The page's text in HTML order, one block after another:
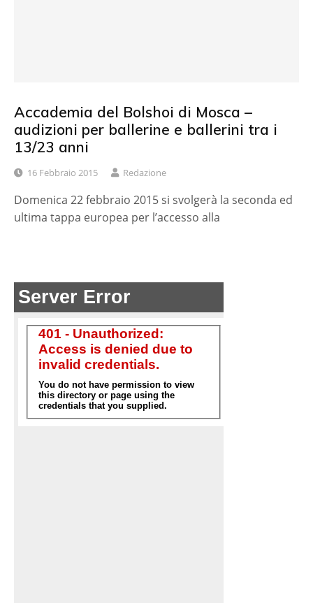
Accademia del Bolshoi di Mosca –
audizioni per ballerine e ballerini tra i
13/23 anni
16 Febbraio 2015 Redazione
Domenica 22 febbraio 2015 si svolgerà la seconda ed
ultima tappa europea per l’accesso alla